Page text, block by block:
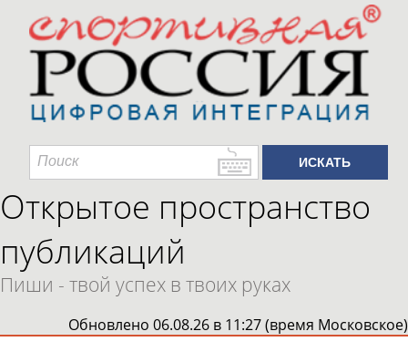
Открытое пространство
публикаций
Пиши - твой успех в твоих руках
Обновлено 06.08.26 в 11:27 (время Московское)